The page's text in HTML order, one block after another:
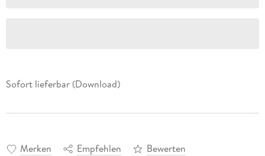
Sofort lieferbar (Download)
Merken Empfehlen Bewerten